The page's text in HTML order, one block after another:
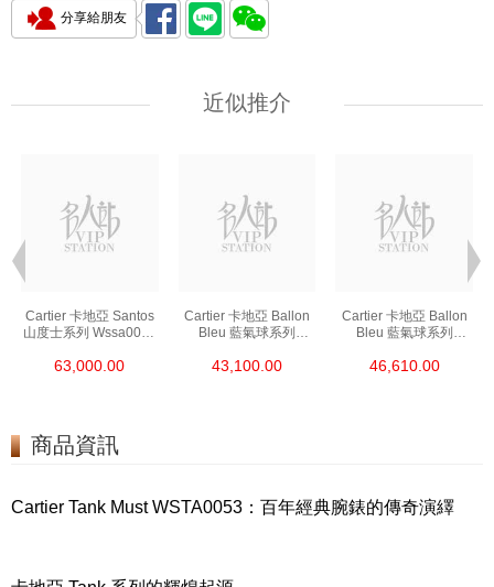
分享給朋友
近似推介
Cartier 卡地亞 Santos
山度士系列 Wssa0018
63,000.00
Cartier 卡地亞 Ballon
Bleu 藍氣球系列
43,100.00
Cartier 卡地亞 Ballon
Bleu 藍氣球系列
46,610.00
商品資訊
Cartier Tank Must WSTA0053：百年經典腕錶的傳奇演繹